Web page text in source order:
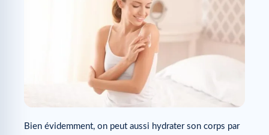
Bien évidemment, on peut aussi hydrater son corps par